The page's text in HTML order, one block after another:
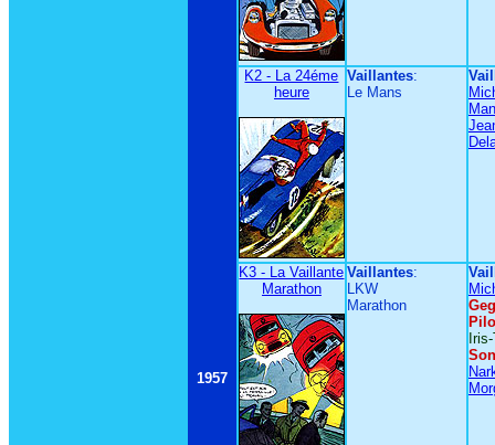
1957
K2 - La 24éme
heure
Vaillantes:
Le Mans
K3 - La Vaillante
Marathon
Vaillantes:
LKW
Marathon